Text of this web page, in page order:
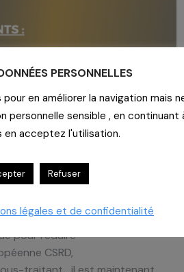
pour réduire
CSRD,
PERSONNELLES
en améliorer la navigation mais
personnelle sensible , en continuant
en acceptez l'utilisation.
Refuser
légales et de confidentialité